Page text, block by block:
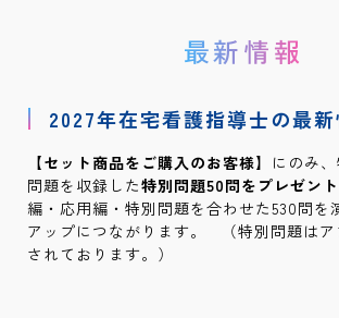
最新情報
2027年在宅看護指導士の最
【セット商品をご購入のお客様】 にのみ
問題を収録した特別問題50問をプレゼント
編・応用編・特別問題を合わせた530問を
アップにつながります。 （特別問題はア
されております。）